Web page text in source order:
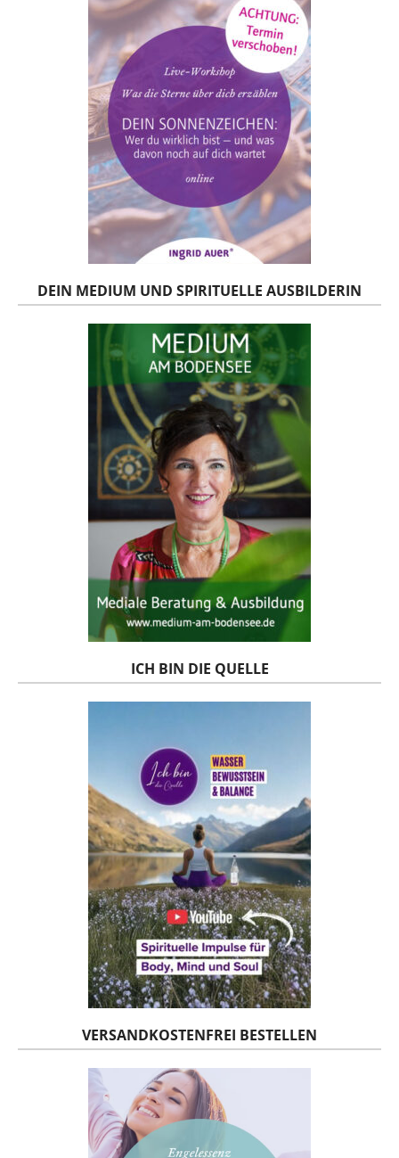
DEIN MEDIUM UND SPIRITUELLE AUSBILDERIN
ICH BIN DIE QUELLE
VERSANDKOSTENFREI BESTELLEN